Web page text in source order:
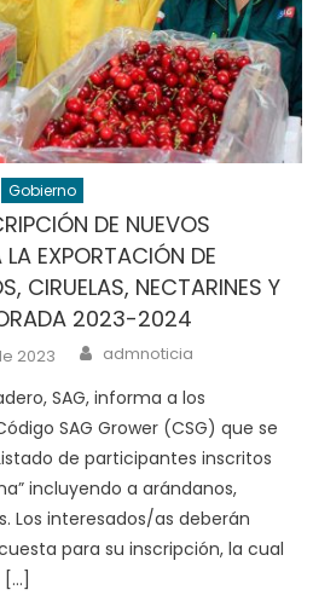
Gobierno
DE NUEVOS
EXPORTACIÓN DE
CIRUELAS, NECTARINES Y
2023-2024
2023 Author
admnoticia
SAG, informa a los
SAG Grower (CSG) que se
de participantes inscritos
incluyendo a arándanos,
Los interesados/as deberán
para su inscripción, la cual